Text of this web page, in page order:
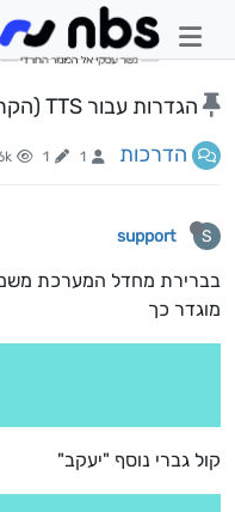
הגדרות עבור TTS (הקראה רובוטית)
הדרכות
1
1
S
support
בברירת מחדל המערכת
מוגדר כך
קול גברי נוסף "יעקב"